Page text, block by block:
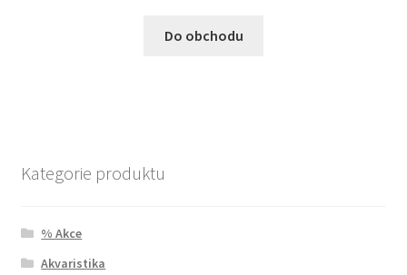
Do obchodu
Kategorie produktu
% Akce
Akvaristika